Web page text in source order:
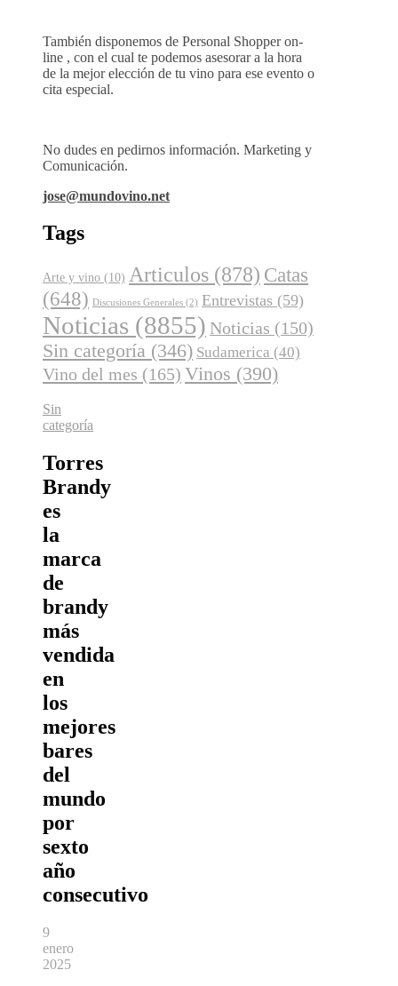
También disponemos de Personal Shopper on-
line , con el cual te podemos asesorar a la hora
de la mejor elección de tu vino para ese evento o
cita especial.
No dudes en pedirnos información. Marketing y
Comunicación.
jose@mundovino.net
Tags
Arte y vino (10) Articulos (878) Catas
(648) Discusiones Generales (2) Entrevistas (59)
Noticias (8855) Noticias (150)
Sin categoría (346) Sudamerica (40)
Vino del mes (165) Vinos (390)
Sin
categoría
Torres
Brandy
es
la
marca
de
brandy
más
vendida
en
los
mejores
bares
del
mundo
por
sexto
año
consecutivo
9
enero
2025